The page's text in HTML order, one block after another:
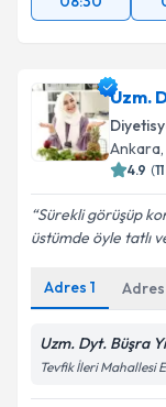
Uzm.
Ankara,
4.9 (11
Sürekli görüşüp
üstümde öyle tatlı
Adres 1 Adres
Uzm. Dyt. Büşra
Tevfik İleri Mahallesi